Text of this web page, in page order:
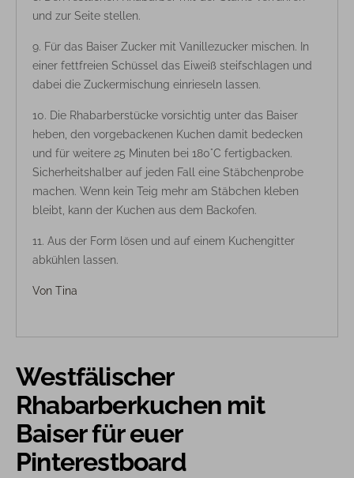
und zur Seite stellen.
Für das Baiser Zucker mit Vanillezucker mischen. In
einer fettfreien Schüssel das Eiweiß steifschlagen und
dabei die Zuckermischung einrieseln lassen.
Die Rhabarberstücke vorsichtig unter das Baiser
heben, den vorgebackenen Kuchen damit bedecken
und für weitere 25 Minuten bei 180°C fertigbacken.
Sicherheitshalber auf jeden Fall eine Stäbchenprobe
machen. Wenn kein Teig mehr am Stäbchen kleben
bleibt, kann der Kuchen aus dem Backofen.
Aus der Form lösen und auf einem Kuchengitter
abkühlen lassen.
Von Tina
Westfälischer
Rhabarberkuchen mit
Baiser für euer
Pinterestboard